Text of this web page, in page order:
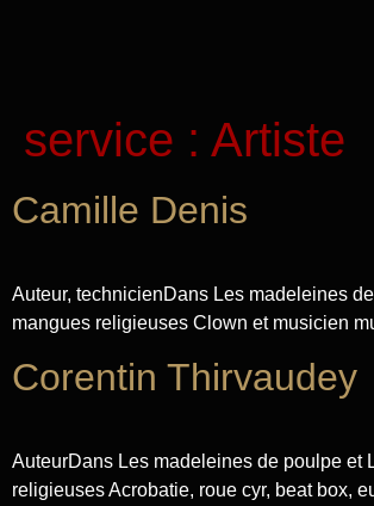
service : Artiste
Camille Denis
Auteur, technicienDans Les madeleines
mangues religieuses Clown et musicien
Corentin Thirvaudey
AuteurDans Les madeleines de poulpe et
religieuses Acrobatie, roue cyr, beat box,